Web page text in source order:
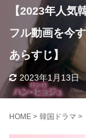
【2023年人気
フル動画を今
あらすじ】
2023年1月13日
HOME > 韓国ドラマ >